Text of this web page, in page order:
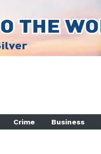
Crime Business